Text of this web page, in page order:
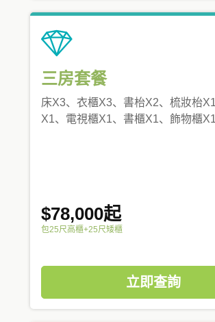
三房套餐
床X3、衣櫃X3、書枱X2、梳妝枱
X1、電視櫃X1、書櫃X1、飾物櫃X1
$78,000起
包25尺高櫃+25尺矮櫃
立即查詢